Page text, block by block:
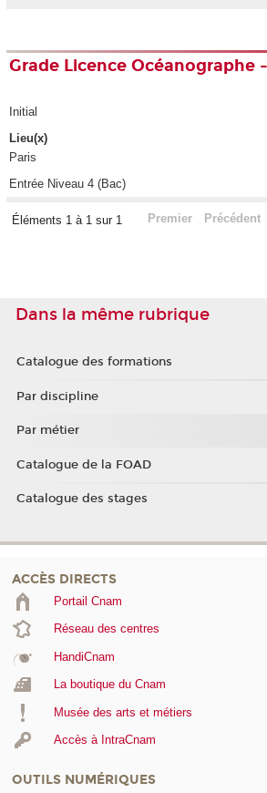
Grade Licence Océanographe
Initial
Lieu(x)
Paris
Entrée Niveau 4 (Bac)
Éléments 1 à 1 sur 1 Premier Précédent
Dans la même rubrique
Catalogue des formations
Par discipline
Par métier
Catalogue de la FOAD
Catalogue des stages
ACCÈS DIRECTS
Portail Cnam
Réseau des centres
HandiCnam
La boutique du Cnam
Musée des arts et métiers
Accès à IntraCnam
OUTILS NUMÉRIQUES